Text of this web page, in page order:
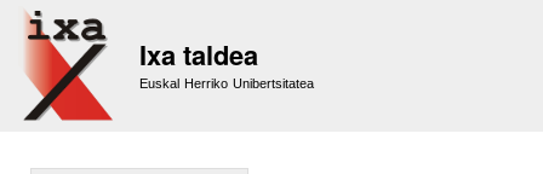
Ixa taldea
Euskal Herriko Unibertsitatea